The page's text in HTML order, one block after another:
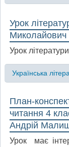
Урок
Миколайович
Урок
Українська
План-
читання 4
Андрій
Урок має